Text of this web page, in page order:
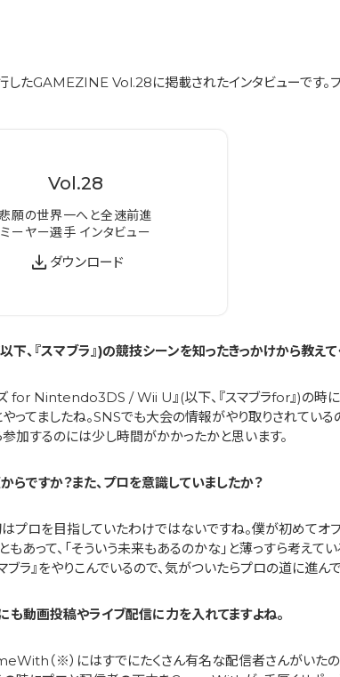
GAMEZINE Vol.28に掲載されたインタビューです。
Vol.28
願の世界一へと全速前進
ミーヤー選手 インタビュー
download ダウンロード
下、『スマブラ』)の競技シーンを知ったきっかけから教えて
for Nintendo3DS / Wii U』(以下、『スマブラfor』)の時
やってましたね。SNSでも大会の情報がやり取りされてい
加するのには少し時間がかかったかと思います。
らですか？また、プロを意識していましたか？
はプロを目指していたわけではないですね。僕が初めて
あって、「そういう未来もあるのかな」と薄っすら考えて
ブラ』をやりこんでいるので、気がついたらプロの道に進ん
も動画投稿やライブ配信に力を入れてますよね。
（※）にはすでにたくさん有名な配信者さんがいたの